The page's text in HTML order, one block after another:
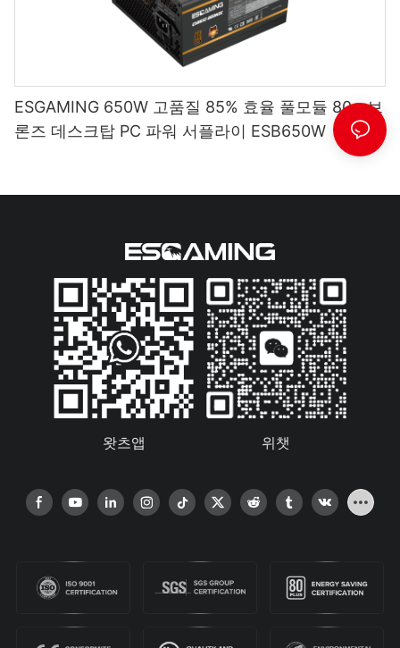
ESGAMING 650W 고품질 85% 효율 풀모듈 80+ 브
론즈 데스크탑 PC 파워 서플라이 ESB650W
왓츠앱 위챗